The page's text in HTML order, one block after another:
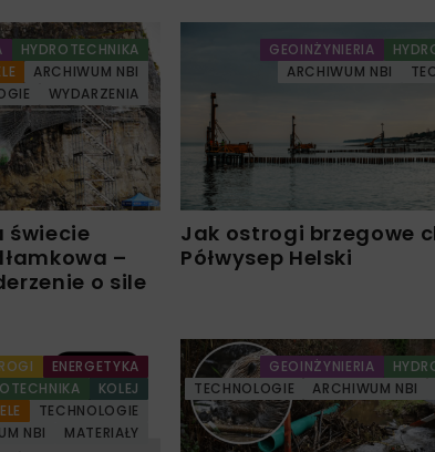
HYDROTECHNIKA
ARCHIWUM NBI
WYDARZENIA
świecie
–
o sile
GEOINŻYNIERIA
ARCHIWUM NBI
Jak ostrogi brzegowe
Półwysep Helski
ENERGETYKA
KOLEJ
TECHNOLOGIE
NBI
MATERIAŁY
GEOINŻYNIERIA
TECHNOLOGIE
ARCHIWUM NBI